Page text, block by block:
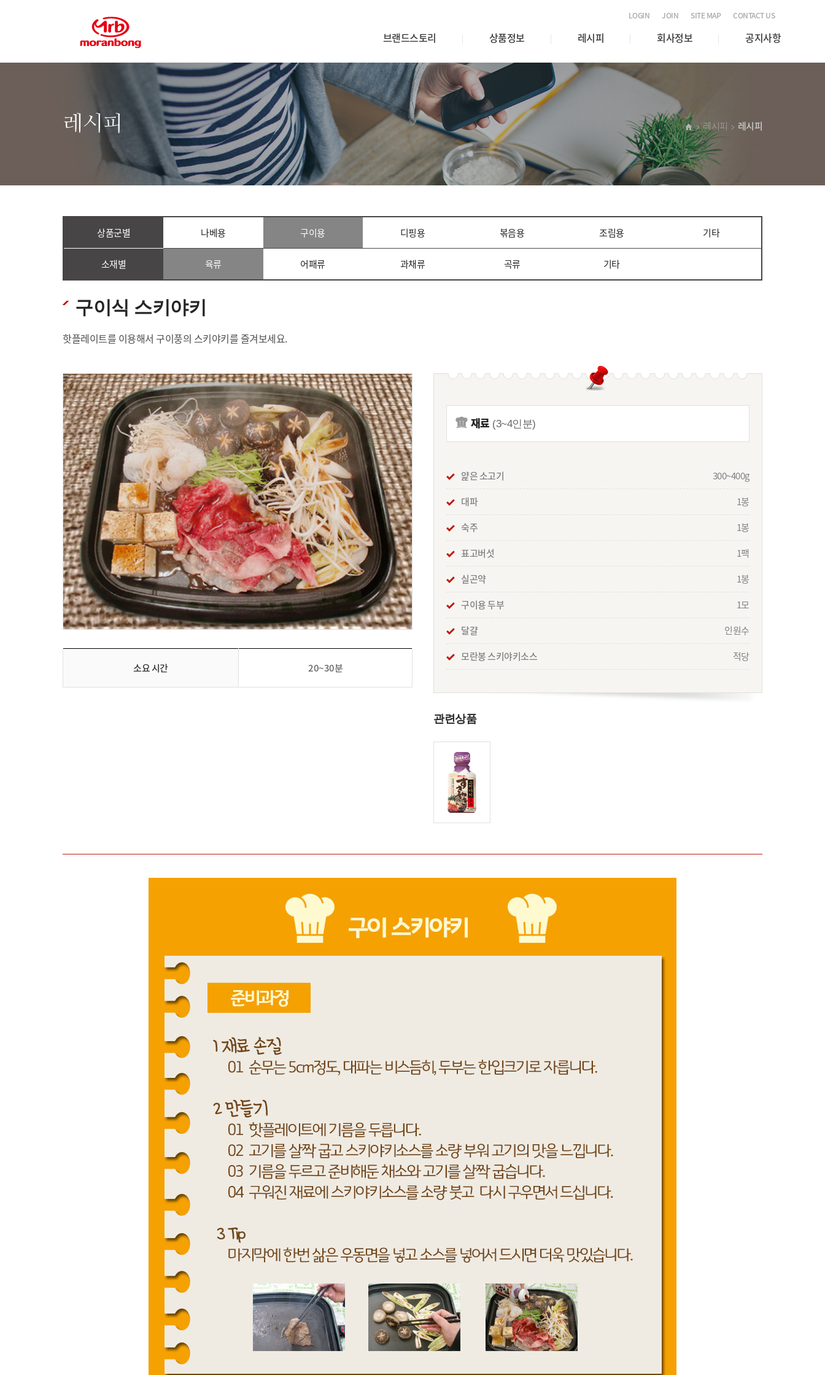
LOGIN JOIN SITE MAP CONTACT US
브랜드스토리 상품정보 레시피 회사정보 공지사항
레시피 레시피 레시피
상품군별 나베용 구이용 디핑용 볶음용 조림용 기타
소재별 육류 어패류 과채류 곡류 기타
구이식 스키야키
핫플레이트를 이용해서 구이풍의 스키야키를 즐겨보세요.
소요 시간 20~30분
재료 (3~4인분)
얉은 소고기
300~400g
대파
1봉
숙주
1봉
표고버섯
1팩
실곤약
1봉
구이용 두부
1모
달걀
인원수
모란봉 스키야키소스
적당
관련상품